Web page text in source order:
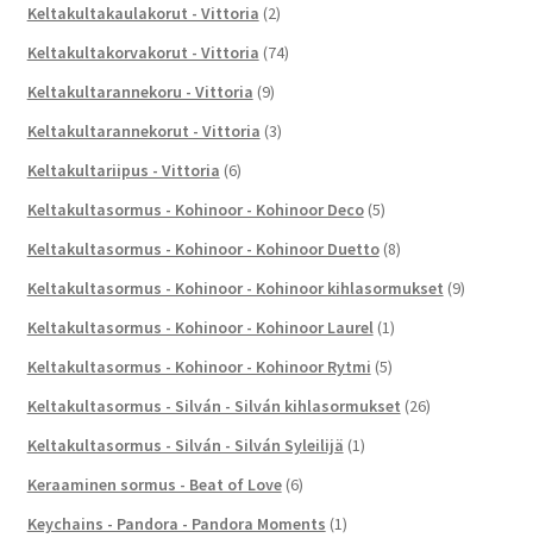
Keltakultakaulakorut - Vittoria (2)
Keltakultakorvakorut - Vittoria (74)
Keltakultarannekoru - Vittoria (9)
Keltakultarannekorut - Vittoria (3)
Keltakultariipus - Vittoria (6)
Keltakultasormus - Kohinoor - Kohinoor Deco (5)
Keltakultasormus - Kohinoor - Kohinoor Duetto (8)
Keltakultasormus - Kohinoor - Kohinoor kihlasormukset (9)
Keltakultasormus - Kohinoor - Kohinoor Laurel (1)
Keltakultasormus - Kohinoor - Kohinoor Rytmi (5)
Keltakultasormus - Silván - Silván kihlasormukset (26)
Keltakultasormus - Silván - Silván Syleilijä (1)
Keraaminen sormus - Beat of Love (6)
Keychains - Pandora - Pandora Moments (1)